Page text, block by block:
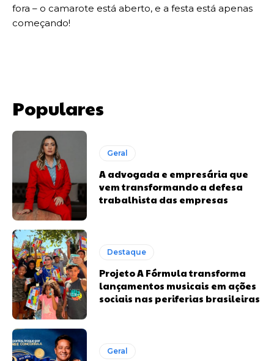
fora – o camarote está aberto, e a festa está apenas
começando!
Populares
Geral
A advogada e empresária que
vem transformando a defesa
trabalhista das empresas
Destaque
Projeto A Fórmula transforma
lançamentos musicais em ações
sociais nas periferias brasileiras
Geral